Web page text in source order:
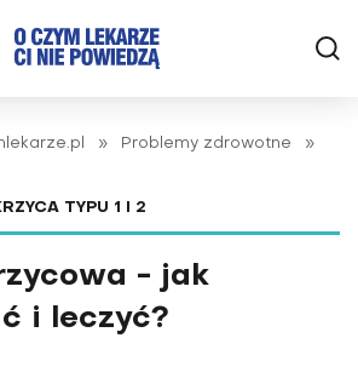
» Problemy zdrowotne
»
TYPU 1 I 2
- jak
i leczyć?